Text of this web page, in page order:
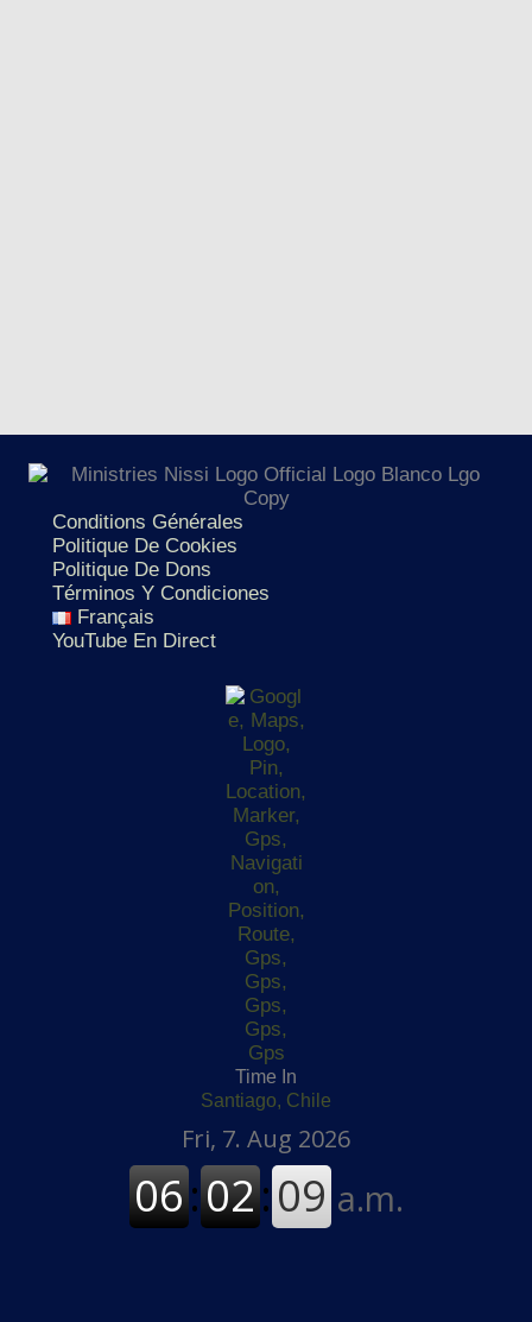
Conditions Générales
Politique De Cookies
Politique De Dons
Términos Y Condiciones
Français
YouTube En Direct
Time In
Santiago, Chile